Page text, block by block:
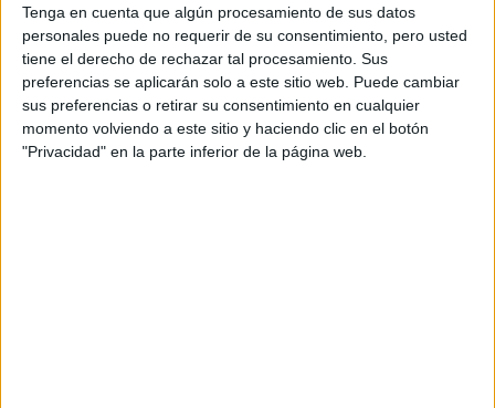
Tenga en cuenta que algún procesamiento de sus datos
personales puede no requerir de su consentimiento, pero usted
tiene el derecho de rechazar tal procesamiento. Sus
preferencias se aplicarán solo a este sitio web. Puede cambiar
sus preferencias o retirar su consentimiento en cualquier
momento volviendo a este sitio y haciendo clic en el botón
"Privacidad" en la parte inferior de la página web.